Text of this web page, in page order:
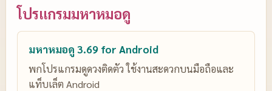
โปรแกรมมหาหมอดู
มหาหมอดู 3.69 for Android
พกโปรแกรมดูดวงติดตัว ใช้งานสะดวกบนมือถือและ
แท็บเล็ต Android